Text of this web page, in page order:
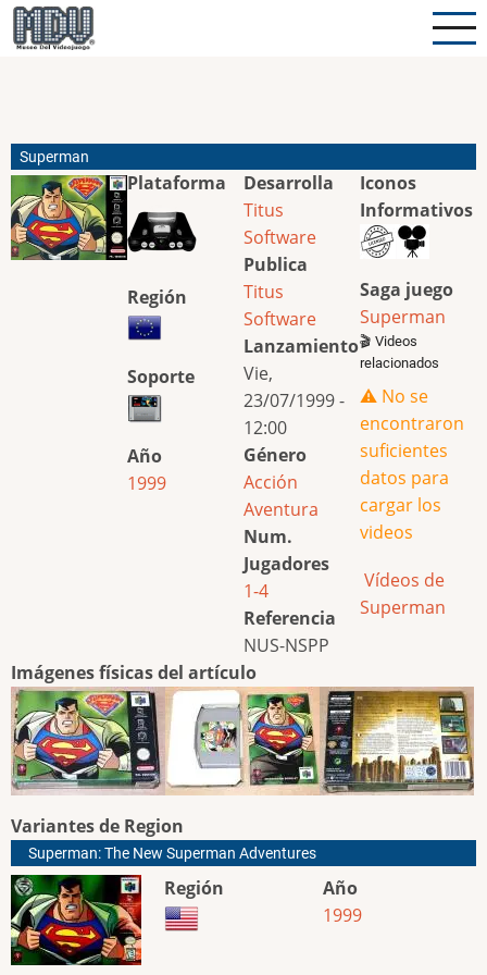
Pasar
al
Superman
Plataforma
Región
Soporte
Año
1999
Desarrolla
Titus
Software
Publica
Titus
Software
Lanzamiento
Vie,
23/07/1999 -
12:00
Género
Acción
Aventura
Num.
Jugadores
1-4
Referencia
NUS-NSPP
Iconos
Informativos
Saga juego
Superman
🎬 Videos
relacionados
⚠️ No se
encontraron
suficientes
datos para
cargar los
videos
Vídeos de
Superman
Imágenes físicas del artículo
Variantes de Region
Superman: The New Superman Adventures
Región
Año
1999